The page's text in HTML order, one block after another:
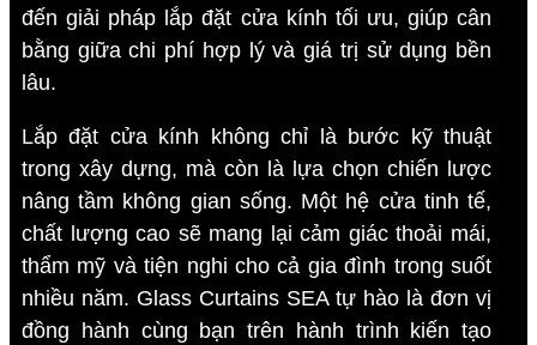
đến giải pháp lắp đặt cửa kính tối ưu, giúp cân
bằng giữa chi phí hợp lý và giá trị sử dụng bền
lâu.
Lắp đặt cửa kính không chỉ là bước kỹ thuật
trong xây dựng, mà còn là lựa chọn chiến lược
nâng tầm không gian sống. Một hệ cửa tinh tế,
chất lượng cao sẽ mang lại cảm giác thoải mái,
thẩm mỹ và tiện nghi cho cả gia đình trong suốt
nhiều năm. Glass Curtains SEA tự hào là đơn vị
đồng hành cùng bạn trên hành trình kiến tạo